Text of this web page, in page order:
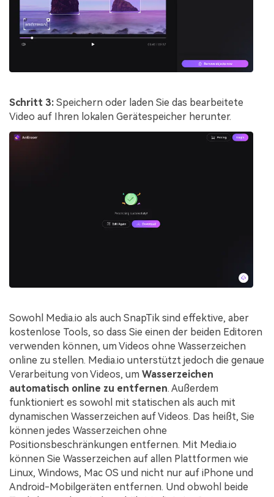
Schritt 3: Speichern oder laden Sie das bearbeitete
Video auf Ihren lokalen Gerätespeicher herunter.
Sowohl Media.io als auch SnapTik sind effektive, aber
kostenlose Tools, so dass Sie einen der beiden Editoren
verwenden können, um Videos ohne Wasserzeichen
online zu stellen. Media.io unterstützt jedoch die genaue
Verarbeitung von Videos, um Wasserzeichen
automatisch online zu entfernen. Außerdem
funktioniert es sowohl mit statischen als auch mit
dynamischen Wasserzeichen auf Videos. Das heißt, Sie
können jedes Wasserzeichen ohne
Positionsbeschränkungen entfernen. Mit Media.io
können Sie Wasserzeichen auf allen Plattformen wie
Linux, Windows, Mac OS und nicht nur auf iPhone und
Android-Mobilgeräten entfernen. Und obwohl beide